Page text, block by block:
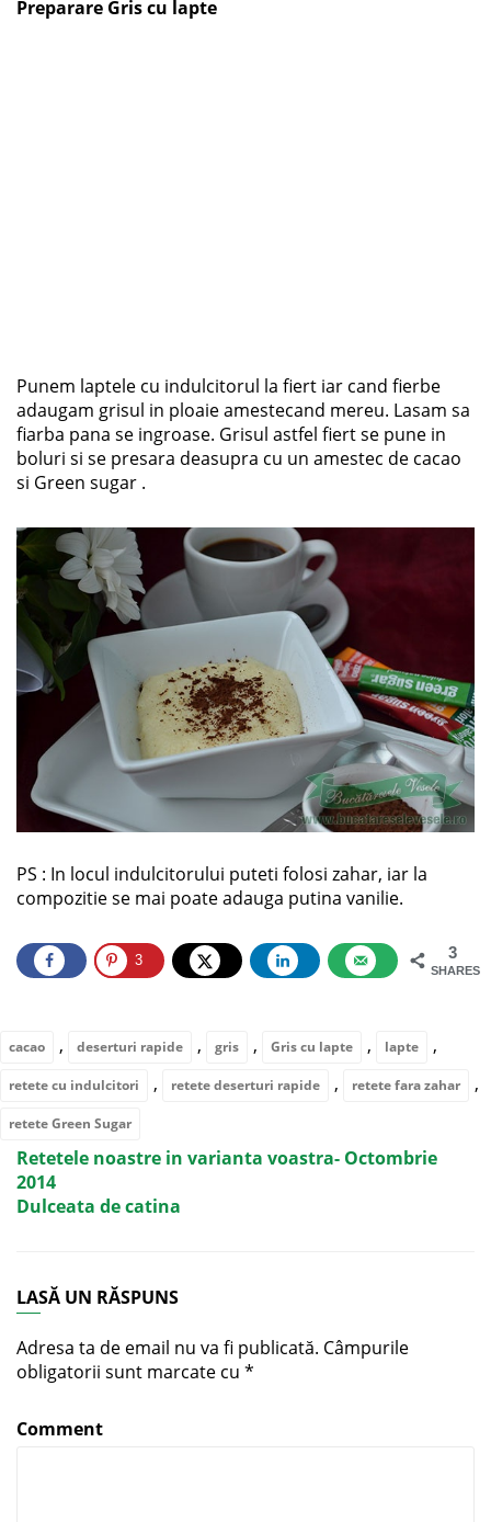
Preparare Gris cu lapte
Punem laptele cu indulcitorul la fiert iar cand fierbe
adaugam grisul in ploaie amestecand mereu. Lasam sa
fiarba pana se ingroase. Grisul astfel fiert se pune in
boluri si se presara deasupra cu un amestec de cacao
si Green sugar .
PS : In locul indulcitorului puteti folosi zahar, iar la
compozitie se mai poate adauga putina vanilie.
3
SHARES
3
cacao , deserturi rapide , gris , Gris cu lapte , lapte ,
retete cu indulcitori , retete deserturi rapide , retete fara zahar ,
retete Green Sugar
Retetele noastre in varianta voastra- Octombrie
2014
Dulceata de catina
LASĂ UN RĂSPUNS
Adresa ta de email nu va fi publicată. Câmpurile
obligatorii sunt marcate cu *
Comment